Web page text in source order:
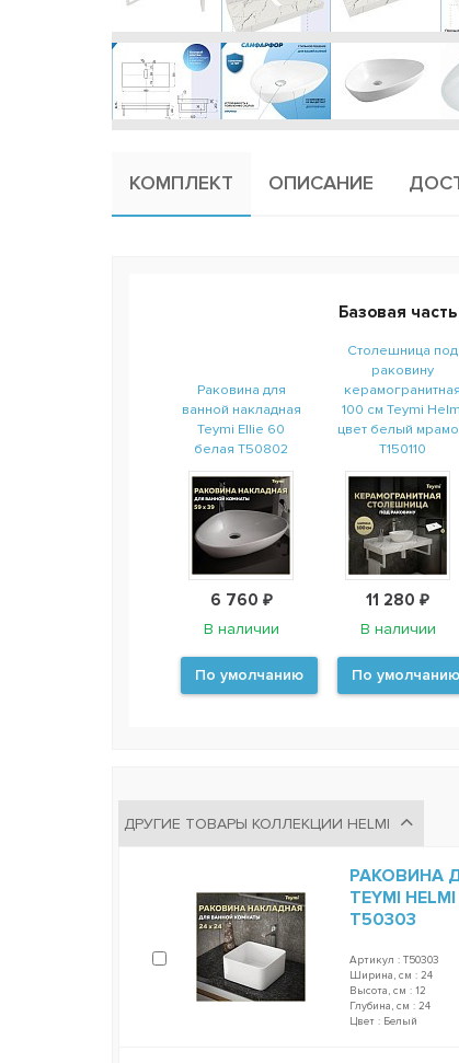
КОМПЛЕКТ ОПИСАНИЕ
Базовая часть
Раковина для
ванной накладная
Teymi Ellie 60
белая T50802
6 760 ₽
В наличии
По умолчанию
Столешница под
раковину
керамогранитная
100 см Teymi
цвет белый
T150110
11 280 ₽
В наличии
По умолчанию
ДРУГИЕ ТОВАРЫ КОЛЛЕКЦИИ HELMI
РАКОВИНА
TEYMI
T50303
Артикул : T50303
Ширина, см : 24
Высота, см : 12
Глубина, см : 24
Цвет : Белый